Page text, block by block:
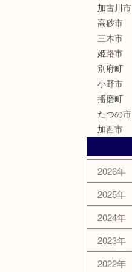
加古川市
高砂市
三木市
姫路市
別府町
小野市
播磨町
たつの市
加西市
2026年
2025年
2024年
2023年
2022年